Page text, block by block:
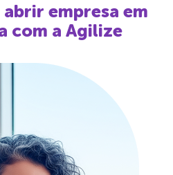
empresa em
com a Agilize